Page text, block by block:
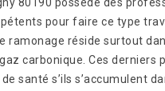
pour faire ce type
ramonage réside surtout
carbonique. Ces derniers
santé s’ils s’accumulent